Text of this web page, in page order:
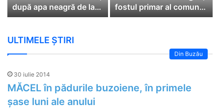
după apa neagră de la
robinet | REACȚIA
fostul primar al comunei
Cătina
ULTIMELE ȘTIRI
Din Buzău
30 iulie 2014
MĂCEL în pădurile buzoiene, în primele
șase luni ale anului